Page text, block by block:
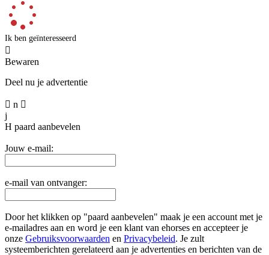
Ik ben geïnteresseerd

Bewaren
Deel nu je advertentie
 n 
j
H paard aanbevelen
Jouw e-mail:
e-mail van ontvanger:
Door het klikken op "paard aanbevelen" maak je een account met je
e-mailadres aan en word je een klant van ehorses en accepteer je
onze Gebruiksvoorwaarden en Privacybeleid. Je zult
systeemberichten gerelateerd aan je advertenties en berichten van de